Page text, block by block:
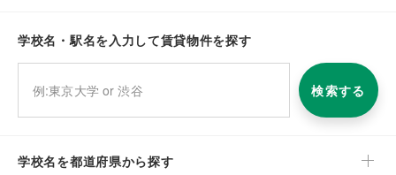
学校名・駅名を入力して賃貸物件を探す
検索する
学校名を都道府県から探す